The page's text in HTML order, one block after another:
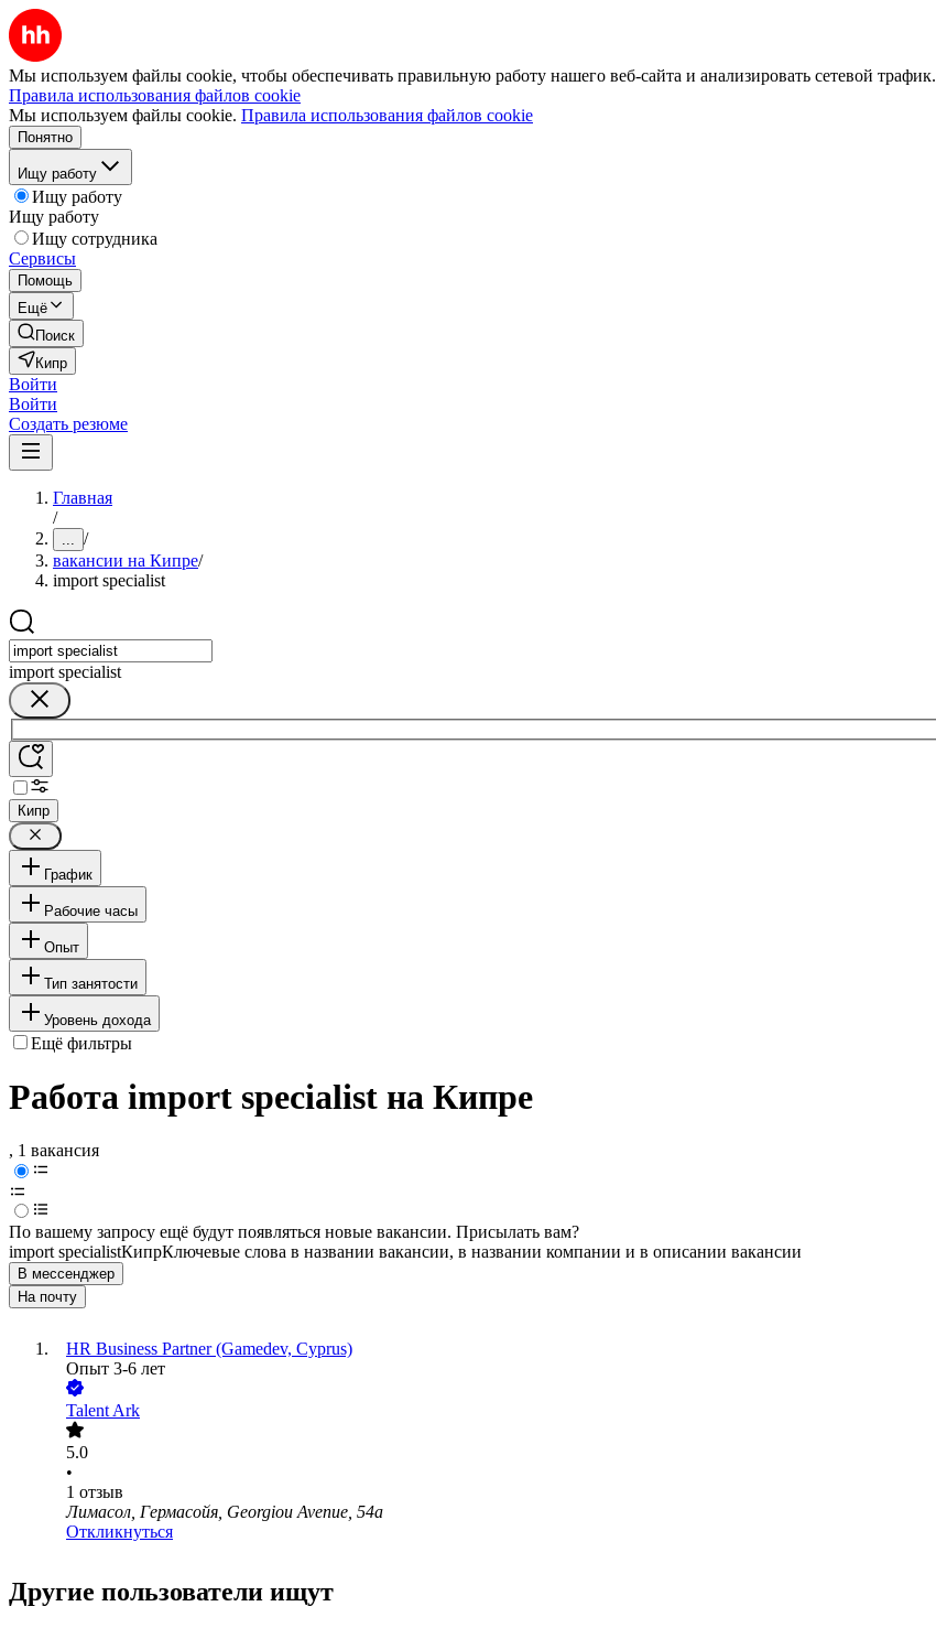
Мы используем файлы cookie, чтобы обеспечивать правильную работу нашего веб-сайта и анализировать сетевой трафик.
Правила использования файлов cookie
Мы используем файлы cookie. Правила использования файлов cookie
Понятно
Ищу работу
Ищу работу
Ищу работу
Ищу сотрудника
Сервисы
Помощь
Ещё
Поиск
Кипр
Войти
Войти
Создать резюме
Главная
/
... /
вакансии на Кипре/
import specialist
import specialist
Кипр
График
Рабочие часы
Опыт
Тип занятости
Уровень дохода
Ещё фильтры
Работа import specialist на Кипре
, 1 вакансия
По вашему запросу ещё будут появляться новые вакансии. Присылать вам?
import specialistКипрКлючевые слова в названии вакансии, в названии компании и в описании вакансии
В мессенджер
На почту
HR Business Partner (Gamedev, Cyprus)
Опыт 3-6 лет
Talent Ark
5.0
•
1 отзыв
Лимасол, Гермасойя, Georgiou Avenue, 54a
Откликнуться
Другие пользователи ищут